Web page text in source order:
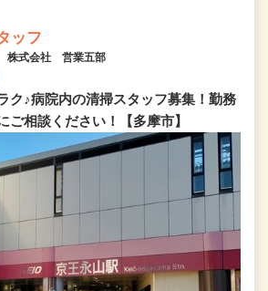
ッフ
株式会社 営業五部
ク♪病院内の清掃スタッフ募集！勤務
ご相談ください！【多摩市】